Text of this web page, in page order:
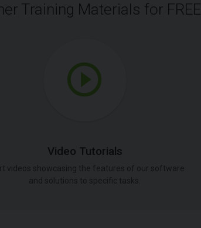
Training Materials for FREE
Video Tutorials